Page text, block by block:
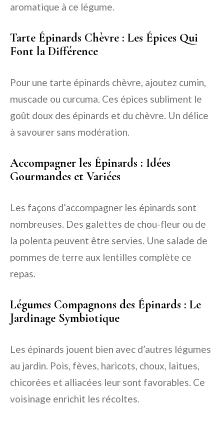
aromatique à ce légume.
Tarte Épinards Chèvre : Les Épices Qui
Font la Différence
Pour une tarte épinards chèvre, ajoutez cumin,
muscade ou curcuma. Ces épices subliment le
goût doux des épinards et du chèvre. Un délice
à savourer sans modération.
Accompagner les Épinards : Idées
Gourmandes et Variées
Les façons d’accompagner les épinards sont
nombreuses. Des galettes de chou-fleur ou de
la polenta peuvent être servies. Une salade de
pommes de terre aux lentilles complète ce
repas.
Légumes Compagnons des Épinards : Le
Jardinage Symbiotique
Les épinards jouent bien avec d’autres légumes
au jardin. Pois, fèves, haricots, choux, laitues,
chicorées et alliacées leur sont favorables. Ce
voisinage enrichit les récoltes.